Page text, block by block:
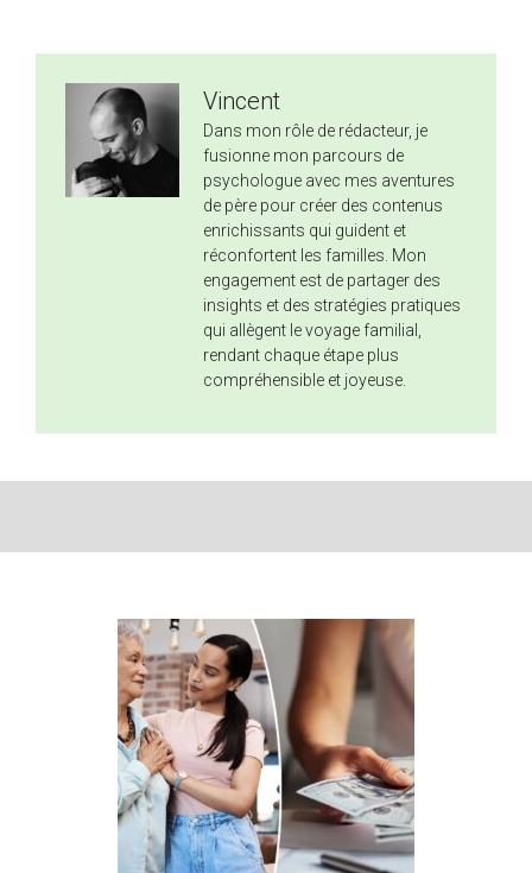
Vincent
Dans mon rôle de rédacteur, je
fusionne mon parcours de
psychologue avec mes aventures
de père pour créer des contenus
enrichissants qui guident et
réconfortent les familles. Mon
engagement est de partager des
insights et des stratégies pratiques
qui allègent le voyage familial,
rendant chaque étape plus
compréhensible et joyeuse.